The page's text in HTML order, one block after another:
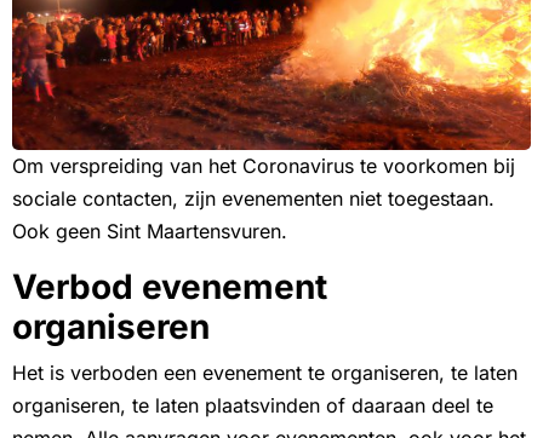
Om verspreiding van het Coronavirus te voorkomen bij
sociale contacten, zijn evenementen niet toegestaan.
Ook geen Sint Maartensvuren.
Verbod evenement
organiseren
Het is verboden een evenement te organiseren, te laten
organiseren, te laten plaatsvinden of daaraan deel te